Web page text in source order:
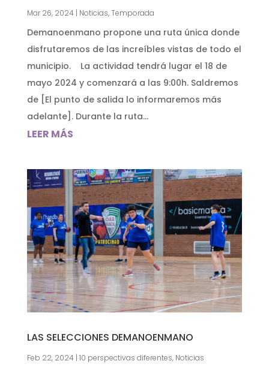
Mar 26, 2024| Noticias,Temporada
Demanoenmano propone una ruta única donde
disfrutaremos de las increíbles vistas de todo el
municipio. La actividad tendrá lugar el 18 de
mayo 2024 y comenzará a las 9:00h. Saldremos
de [El punto de salida lo informaremos más
adelante]. Durante la ruta...
LEER MÁS
LAS SELECCIONES DEMANOENMANO
Feb 22, 2024| 10 perspectivas diferentes, Noticias